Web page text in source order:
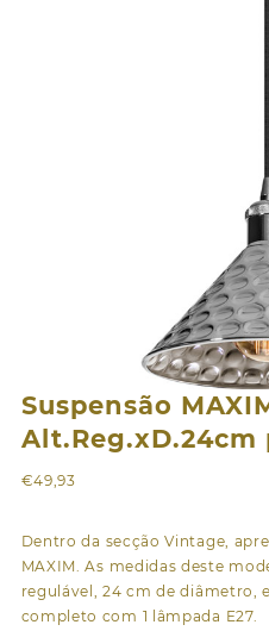
Suspensão
Alt.Reg.xD.24cm
€49,93
Dentro da secção Vintage,
MAXIM. As medidas deste
regulável, 24 cm de diâmetro,
completo com 1 lâmpada E27.